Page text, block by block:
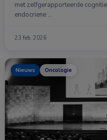
met zelfgerapporteerde
endocriene …
23 feb. 2026
Nieuws Oncologie